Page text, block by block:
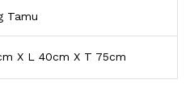
Tamu
X L 40cm X T 75cm